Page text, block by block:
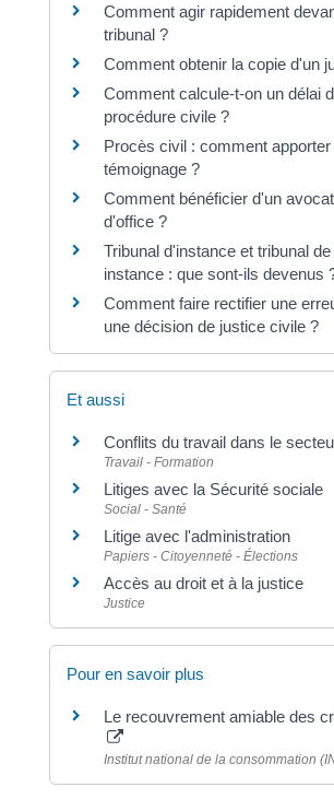
Comment agir rapidement
tribunal ?
Comment obtenir la copie d'un
Comment calcule-t-on un délai
procédure civile ?
Procès civil : comment apporter
témoignage ?
Comment bénéficier d'un
d'office ?
Tribunal d'instance et tribunal
instance : que sont-ils devenus
Comment faire rectifier une
une décision de justice civile ?
Et aussi
Conflits du travail dans le
Travail - Formation
Litiges avec la Sécurité sociale
Social - Santé
Litige avec l'administration
Papiers - Citoyenneté - Élections
Accès au droit et à la justice
Justice
Pour en savoir plus
Le recouvrement amiable des
Institut national de la consommation